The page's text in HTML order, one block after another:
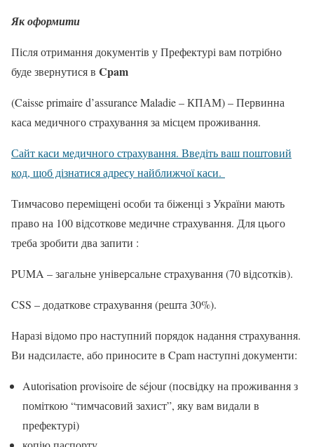
Як оформити
Після отримання документів у Префектурі вам потрібно
буде звернутися в Cpam
(Caisse primaire d’assurance Maladie – КПАМ) – Первинна
каса медичного страхування за місцем проживання.
Сайт каси медичного страхування. Введіть ваш поштовий
код, щоб дізнатися адресу найближчої каси.
Тимчасово переміщені особи та біженці з України мають
право на 100 відсоткове медичне страхування. Для цього
треба зробити два запити :
PUMA – загальне універсальне страхування (70 відсотків).
CSS – додаткове страхування (решта 30%).
Наразі відомо про наступний порядок надання страхування.
Ви надсилаєте, або приносите в Cpam наступні документи:
Autorisation provisoire de séjour (посвідку на проживання з
поміткою “тимчасовий захист”, яку вам видали в
префектурі)